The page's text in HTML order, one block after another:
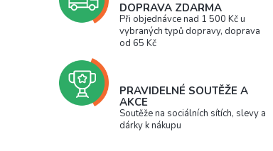
DOPRAVA ZDARMA
Při objednávce nad 1 500 Kč u
vybraných typů dopravy, doprava
od 65 Kč
PRAVIDELNÉ SOUTĚŽE A
AKCE
Soutěže na sociálních sítích, slevy a
dárky k nákupu